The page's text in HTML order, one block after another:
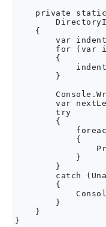
private
    {
var
for (var
        {
        }
var
        try
        {
            {
            }
        }
catch
        {
        }
    }